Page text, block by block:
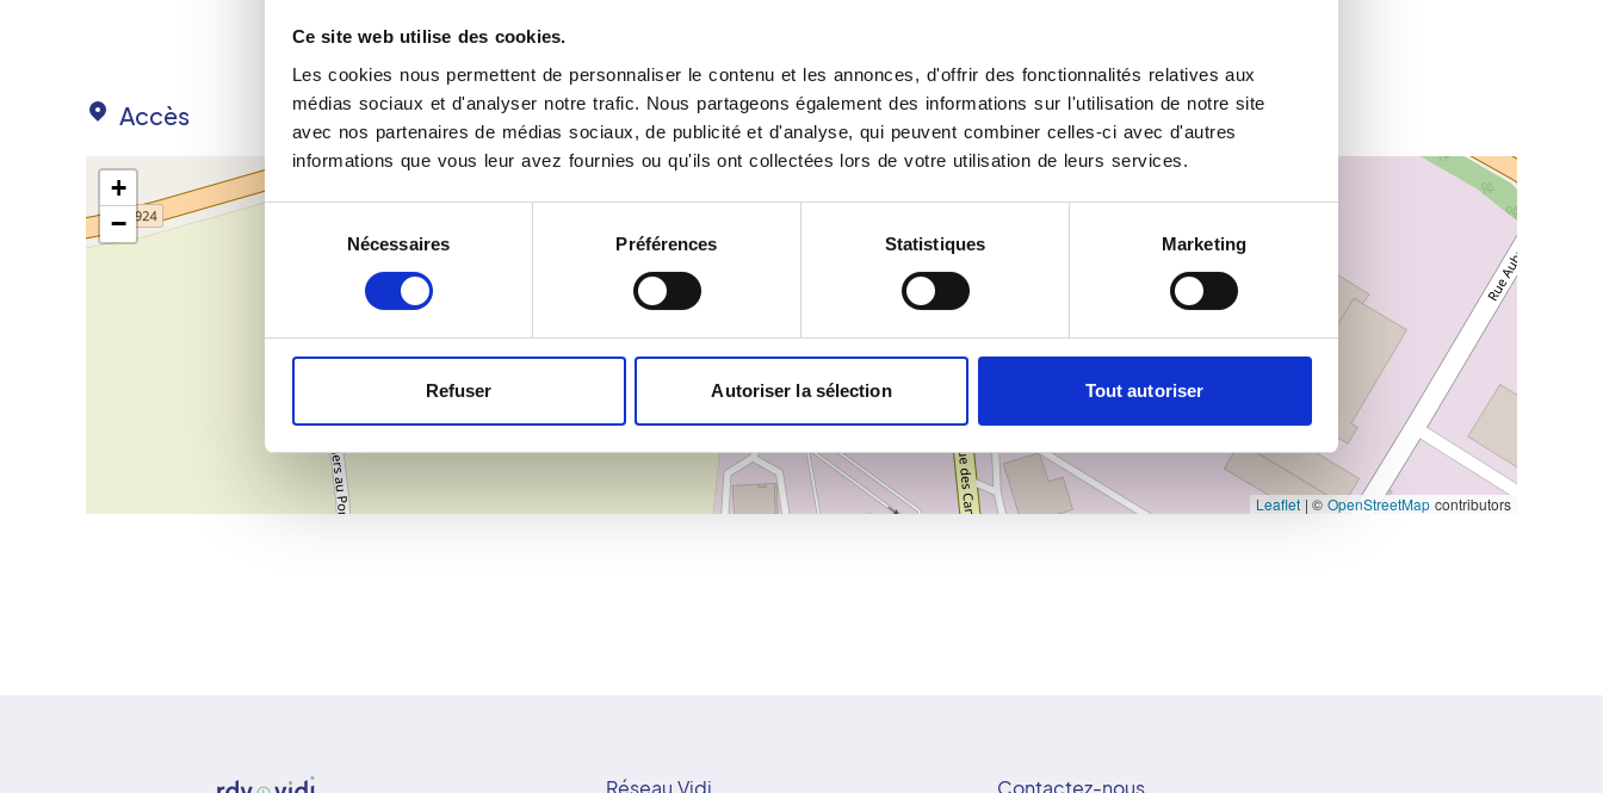
Ce site web utilise des cookies.
Les cookies nous permettent de personnaliser le contenu et les annonces, d'offrir des fonctionnalités relatives aux
médias sociaux et d'analyser notre trafic. Nous partageons également des informations sur l'utilisation de notre site
avec nos partenaires de médias sociaux, de publicité et d'analyse, qui peuvent combiner celles-ci avec d'autres
informations que vous leur avez fournies ou qu'ils ont collectées lors de votre utilisation de leurs services.
consentement
Nécessaires Préférences Statistiques Marketing
Refuser Autoriser la sélection Tout autoriser
Accès
IMAGERIE MEDICALE DU BOCAGE
+
−
Leaflet | ©OpenStreetMap contributors
Réseau Vidi Contactez-nous